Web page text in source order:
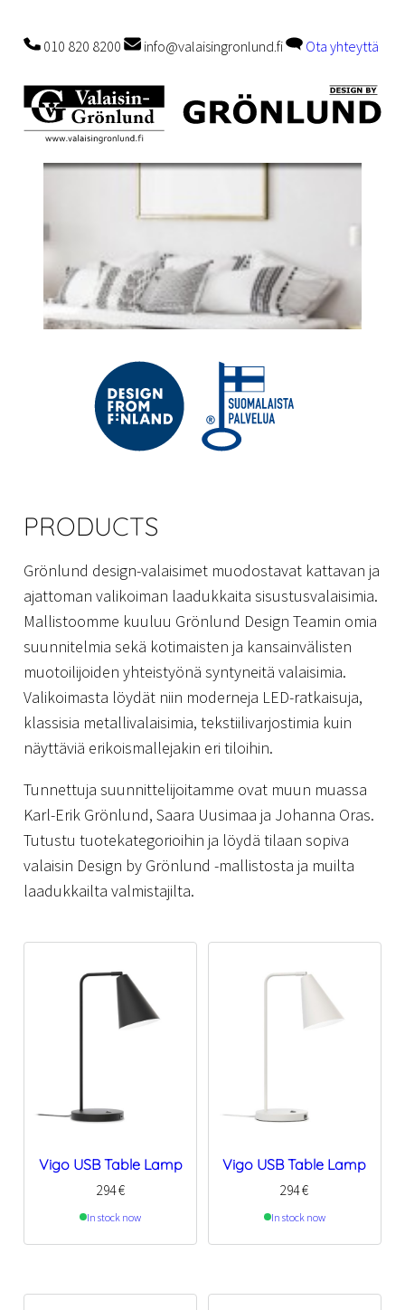
010 820 8200 info@valaisingronlund.fi Ota yhteyttä
PRODUCTS
Grönlund design-valaisimet muodostavat kattavan ja
ajattoman valikoiman laadukkaita sisustusvalaisimia.
Mallistoomme kuuluu Grönlund Design Teamin omia
suunnitelmia sekä kotimaisten ja kansainvälisten
muotoilijoiden yhteistyönä syntyneitä valaisimia.
Valikoimasta löydät niin moderneja LED-ratkaisuja,
klassisia metallivalaisimia, tekstiilivarjostimia kuin
näyttäviä erikoismallejakin eri tiloihin.
Tunnettuja suunnittelijoitamme ovat muun muassa
Karl-Erik Grönlund, Saara Uusimaa ja Johanna Oras.
Tutustu tuotekategorioihin ja löydä tilaan sopiva
valaisin Design by Grönlund -mallistosta ja muilta
laadukkailta valmistajilta.
Vigo USB Table Lamp
294€
In stock now
Vigo USB Table Lamp
294€
In stock now